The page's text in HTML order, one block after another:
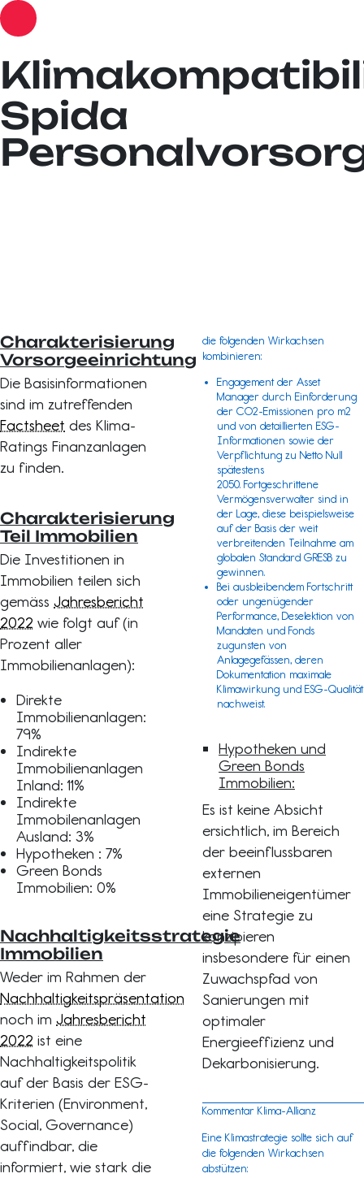
Spida
Charakterisierung
Vorsorgeeinrichtung
Die Basisinformationen
sind im zutreffenden
Factsheet des Klima-
Ratings Finanzanlagen
zu finden.
Charakterisierung
Teil Immobilien
Die Investitionen in
Immobilien teilen sich
gemäss Jahresbericht
2022 wie folgt auf (in
Prozent aller
Immobilienanlagen):
Direkte
Immobilienanlagen:
79%
Indirekte
Immobilienanlagen
Inland: 11%
Indirekte
Immobilenanlagen
Ausland: 3%
Hypotheken : 7%
Green Bonds
Immobilien: 0%
Nachhaltigkeitsstrategie
Immobilien
Weder im Rahmen der
Nachhaltigkeitspräsentation
noch im Jahresbericht
2022 ist eine
Nachhaltigkeitspolitik
auf der Basis der ESG-
Kriterien (Environment,
Social, Governance)
auffindbar, die
informiert, wie stark die
die folgenden Wirkachsen
kombinieren:
Engagement der Asset
Manager durch Einforderung
der CO2-Emissionen pro m2
und von detaillierten ESG-
Informationen sowie der
Verpflichtung zu Netto Null
spätestens
2050. Fortgeschrittene
Vermögensverwalter sind in
der Lage, diese beispielsweise
auf der Basis der weit
verbreitenden Teilnahme am
globalen Standard GRESBzu
gewinnen.
Bei ausbleibendem Fortschritt
oder ungenügender
Performance, Deselektion von
Mandaten und Fonds
zugunsten von
Anlagegefässen, deren
Dokumentation maximale
Klimawirkung und ESG-Qualität
nachweist.
Hypotheken und
Green Bonds
Immobilien:
Es ist keine Absicht
ersichtlich, im Bereich
der beeinflussbaren
externen
Immobilieneigentümer
eine Strategie zu
konzipieren
insbesondere für einen
Zuwachspfad von
Sanierungen mit
optimaler
Energieeffizienz und
Dekarbonisierung.
Kommentar Klima-Allianz
Eine Klimastrategie sollte sich auf
die folgenden Wirkachsen
abstützen: